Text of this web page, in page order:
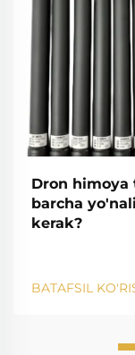
Dron
barcha
kerak?
BATAFSIL